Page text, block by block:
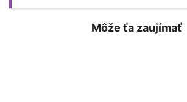
Môže ťa zaujímať